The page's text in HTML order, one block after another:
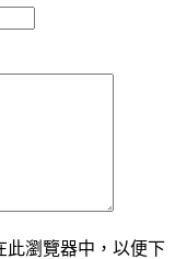
此瀏覽器中，以便下